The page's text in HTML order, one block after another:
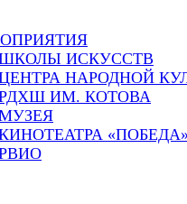
ИСКУССТВ
НАРОДНОЙ
ИМ. КОТОВА
«ПОБЕДА»